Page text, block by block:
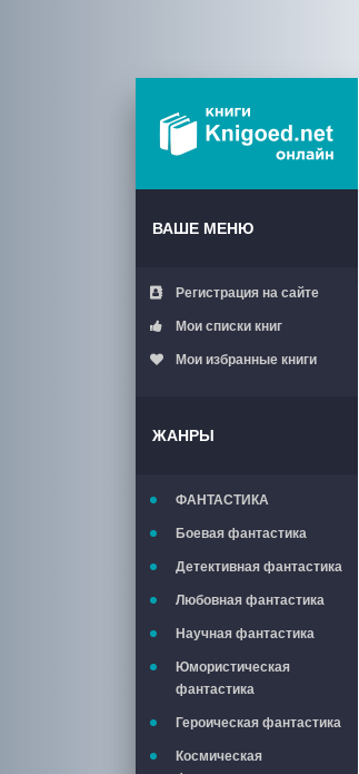
ВАШЕ МЕНЮ
Регистрация на сайте
Мои списки книг
Мои избранные книги
ЖАНРЫ
ФАНТАСТИКА
Боевая фантастика
Детективная фантастика
Любовная фантастика
Научная фантастика
Юмористическая
фантастика
Героическая фантастика
Космическая